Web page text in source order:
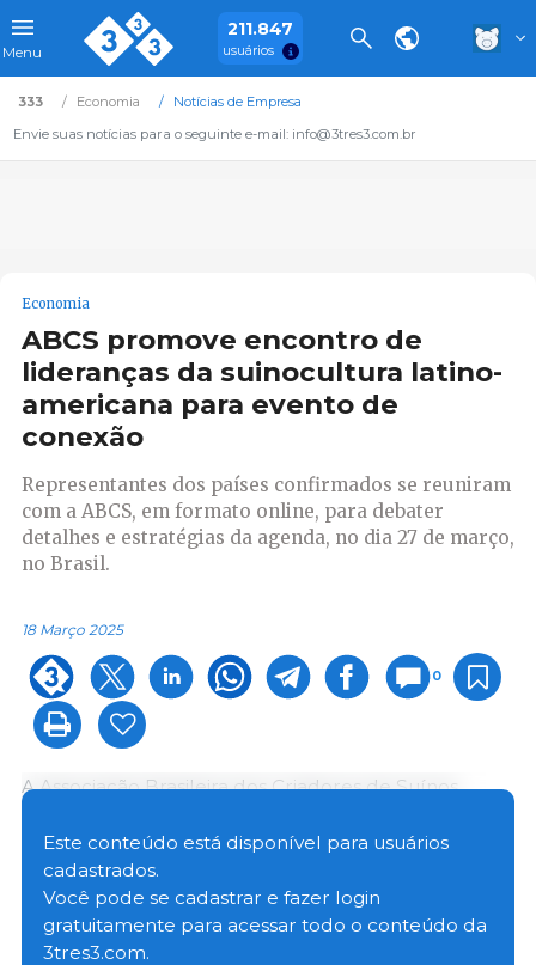
Menu
211.847
usuários
333 Economia
Notícias de Empresa
Envie suas notícias para o seguinte e-mail: info@3tres3.com.br
Economia
ABCS promove encontro de
lideranças da suinocultura latino-
americana para evento de
conexão
Representantes dos países confirmados se reuniram
com a ABCS, em formato online, para debater
detalhes e estratégias da agenda, no dia 27 de março,
no Brasil.
18 Março 2025
0
A Associação Brasileira dos Criadores de Suínos
representantes dos países confirmados na “Conexão
Latino-Americana: fortalecendo parcerias na cadeia
de valor da suinocultura”. A reunião foi para tratar
dos últimos detalhes da agenda internacional,
incluindo a programação e temas estratégicos que
Este conteúdo está disponível para usuários
cadastrados.
Você pode se cadastrar e fazer login
gratuitamente para acessar todo o conteúdo da
3tres3.com.